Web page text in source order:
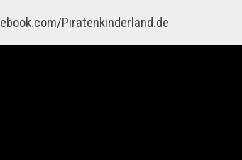
Piratenkinderland.de